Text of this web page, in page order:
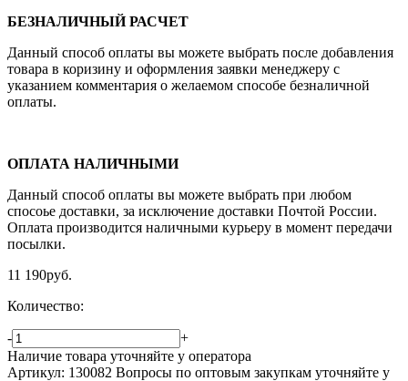
БЕЗНАЛИЧНЫЙ РАСЧЕТ
Данный способ оплаты вы можете выбрать после добавления
товара в коризину и оформления заявки менеджеру c
указанием комментария о желаемом способе безналичной
оплаты.
ОПЛАТА НАЛИЧНЫМИ
Данный способ оплаты вы можете выбрать при любом
спосоье доставки, за исключение доставки Почтой России.
Оплата производится наличными курьеру в момент передачи
посылки.
11 190руб.
Количество:
-
+
Наличие товара уточняйте у оператора
Артикул: 130082 Вопросы по оптовым закупкам уточняйте у